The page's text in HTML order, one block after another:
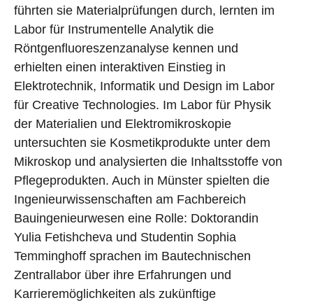
führten sie Materialprüfungen durch, lernten im
Labor für Instrumentelle Analytik die
Röntgenfluoreszenzanalyse kennen und
erhielten einen interaktiven Einstieg in
Elektrotechnik, Informatik und Design im Labor
für Creative Technologies. Im Labor für Physik
der Materialien und Elektromikroskopie
untersuchten sie Kosmetikprodukte unter dem
Mikroskop und analysierten die Inhaltsstoffe von
Pflegeprodukten. Auch in Münster spielten die
Ingenieurwissenschaften am Fachbereich
Bauingenieurwesen eine Rolle: Doktorandin
Yulia Fetishcheva und Studentin Sophia
Temminghoff sprachen im Bautechnischen
Zentrallabor über ihre Erfahrungen und
Karrieremöglichkeiten als zukünftige